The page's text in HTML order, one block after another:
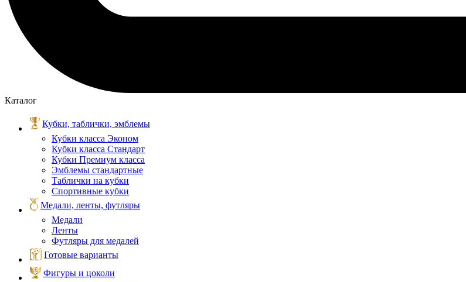
Каталог
Кубки, таблички, эмблемы
Кубки класса Эконом
Кубки класса Стандарт
Кубки Премиум класса
Эмблемы стандартные
Таблички на кубки
Спортивные кубки
Медали, ленты, футляры
Медали
Ленты
Футляры для медалей
Готовые варианты
Фигуры и цоколи